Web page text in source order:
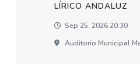
LÍRICO ANDALUZ
Sep 25, 2026 20:30
Auditorio Municipal